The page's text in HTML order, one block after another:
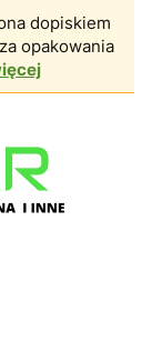
dopiskiem
opakowania